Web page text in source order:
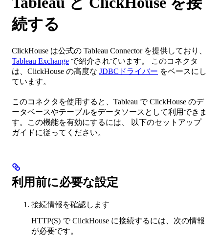
続する
ClickHouse は公式の Tableau Connector を提供しており、
Tableau Exchange で紹介されています。 このコネクタ
は、ClickHouse の高度な JDBCドライバー をベースにし
ています。
このコネクタを使用すると、Tableau で ClickHouse のデ
ータベースやテーブルをデータソースとして利用できま
す。この機能を有効にするには、 以下のセットアップ
ガイドに従ってください。
利用前に必要な設定
接続情報を確認します
HTTP(S) で ClickHouse に接続するには、次の情報
が必要です。